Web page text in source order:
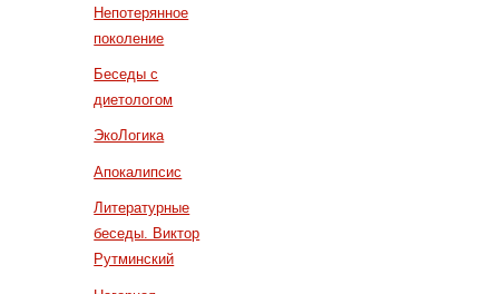
Непотерянное
поколение
Беседы с
диетологом
ЭкоЛогика
Апокалипсис
Литературные
беседы. Виктор
Рутминский